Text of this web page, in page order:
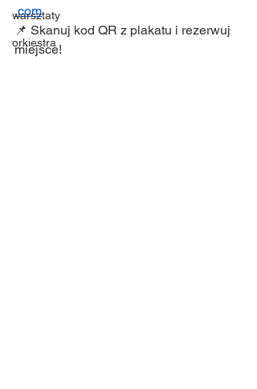
warsztaty
orkiestra
.com
📌 Skanuj kod QR z plakatu i rezerwuj
miejsce!